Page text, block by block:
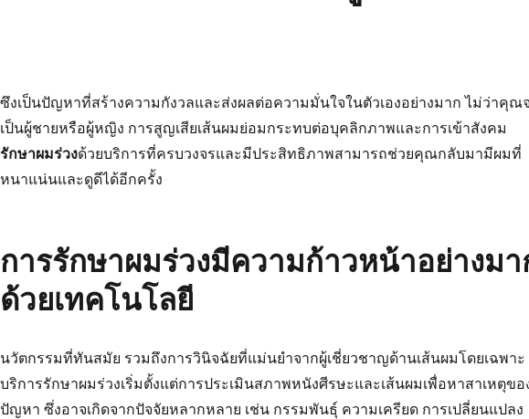
ซึงเป็นปัญหาที่สร้างความกังวลและส่งผลต่อความมั่นใจในตัวเองอย่างมาก ไม่ว่าคุณ
เป็นผู้ชายหรือผู้หญิง การสูญเสียเส้นผมย่อมกระทบต่อบุคลิกภาพและการเข้าสังคม
รักษาผมร่วงด้วยบริการที่ครบวงจรและมีประสิทธิภาพสามารถช่วยคุณกลับมามีผมที่
หนาแน่นและดูดีได้อีกครั้ง
การรักษาผมร่วงมีความก้าวหน้าอย่างมา
ด้วยเทคโนโลยี
นวัตกรรมที่ทันสมัย รวมถึงการวินิจฉัยที่แม่นยำจากผู้เชี่ยวชาญด้านเส้นผมโดยเฉพาะ
บริการรักษาผมร่วงเริ่มตั้งแต่การประเมินสภาพหนังศีรษะและเส้นผมเพื่อหาสาเหตุขอ
ปัญหา ซึ่งอาจเกิดจากปัจจัยหลากหลาย เช่น กรรมพันธุ์ ความเครียด การเปลี่ยนแปลง